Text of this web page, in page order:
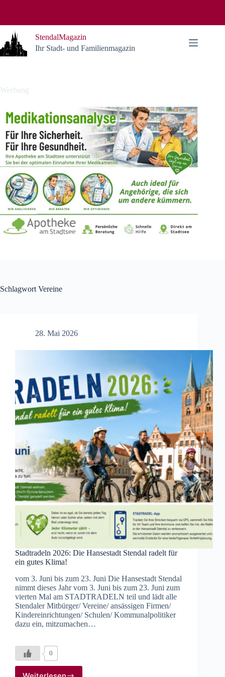
StendalMagazin
Ihr Stadt- und Familienmagazin
Werbung
Schlagwort Vereine
28. Mai 2026
Stadtradeln 2026: Die Hansestadt Stendal radelt für
ein gutes Klima!
vom 3. Juni bis zum 23. Juni Die Hansestadt Stendal
nimmt dieses Jahr vom 3. Juni bis zum 23. Juni zum
vierten Mal am STADTRADELN teil und lädt alle
Stendaler Mitbürger/ Vereine/ ansässigen Firmen/
Kindereinrichtungen/ Schulen/ Kommunalpolitiker
dazu ein, mitzumachen…
0